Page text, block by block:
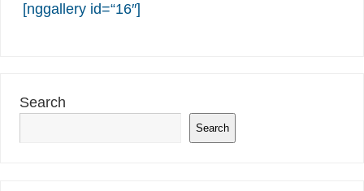
[nggallery id=“16″]
Search
Search